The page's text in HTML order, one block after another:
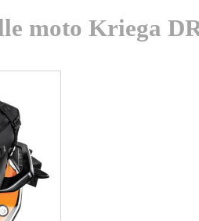
moto Kriega